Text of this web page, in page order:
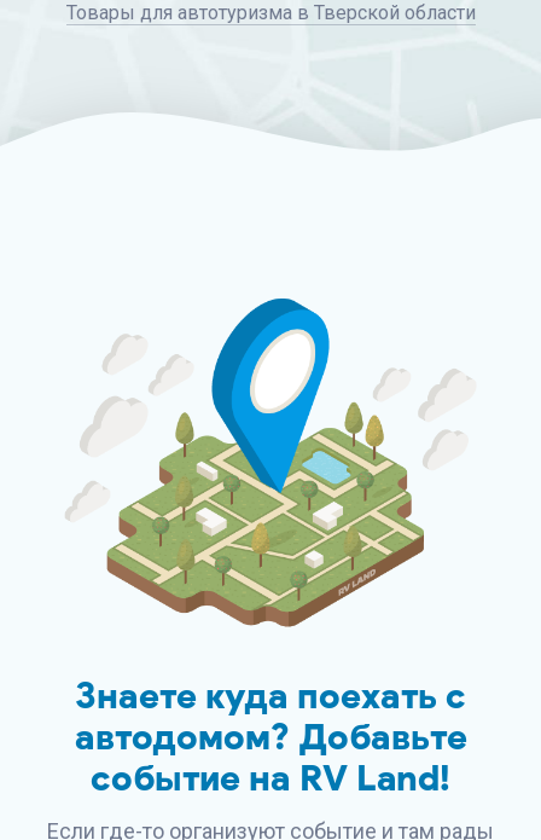
Товары для автотуризма в Тверской области
Знаете куда поехать с
автодомом? Добавьте
событие на RV Land!
Если где-то организуют событие и там рады